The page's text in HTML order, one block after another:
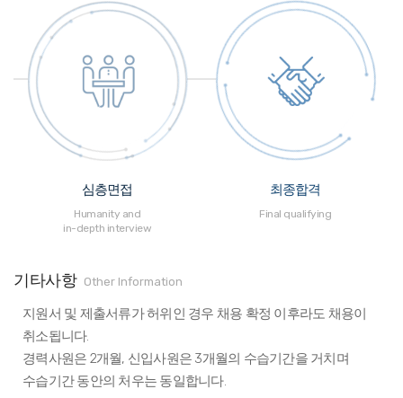
심층면접
Humanity and
in-depth interview
최종합격
Final qualifying
기타사항 Other Information
지원서 및 제출서류가 허위인 경우 채용 확정 이후라도 채용이
취소됩니다.
경력사원은 2개월, 신입사원은 3개월의 수습기간을 거치며
수습기간 동안의 처우는 동일합니다.